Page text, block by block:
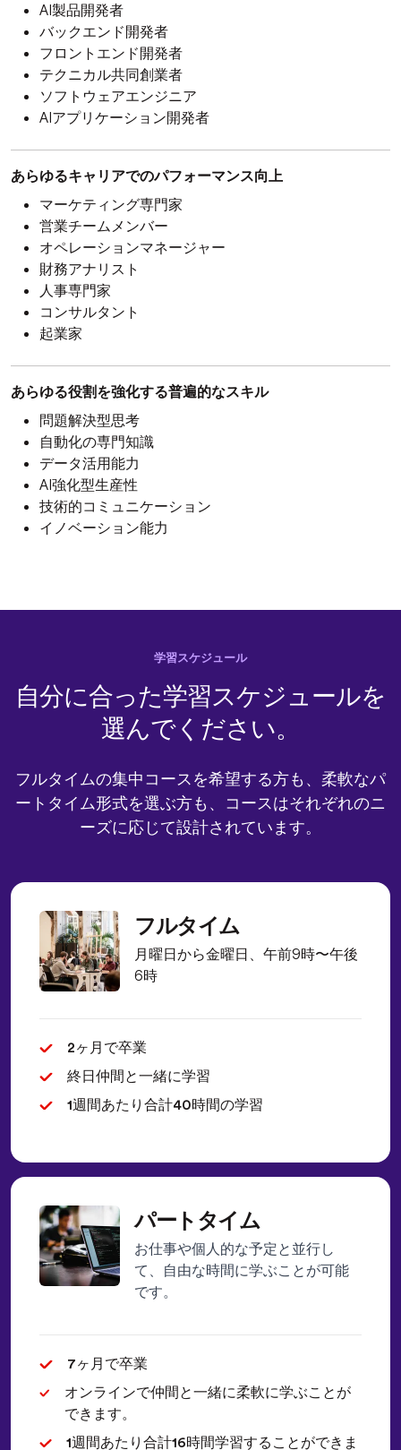
AI製品開発者
バックエンド開発者
フロントエンド開発者
テクニカル共同創業者
ソフトウェアエンジニア
AIアプリケーション開発者
あらゆるキャリアでのパフォーマンス向上
マーケティング専門家
営業チームメンバー
オペレーションマネージャー
財務アナリスト
人事専門家
コンサルタント
起業家
あらゆる役割を強化する普遍的なスキル
問題解決型思考
自動化の専門知識
データ活用能力
AI強化型生産性
技術的コミュニケーション
イノベーション能力
学習スケジュール
自分に合った学習スケジュールを
選んでください。
フルタイムの集中コースを希望する方も、柔軟なパ
ートタイム形式を選ぶ方も、コースはそれぞれのニ
ーズに応じて設計されています。
フルタイム
月曜日から金曜日、午前9時〜午後
6時
2ヶ月で卒業
終日仲間と一緒に学習
1週間あたり合計40時間の学習
パートタイム
お仕事や個人的な予定と並行し
て、自由な時間に学ぶことが可能
です。
7ヶ月で卒業
オンラインで仲間と一緒に柔軟に学ぶことが
できます。
1週間あたり合計16時間学習することができま